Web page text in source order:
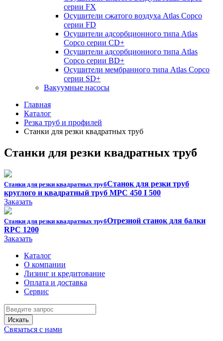
серии FX
Осушители сжатого воздуха Atlas Copco
серии FD
Осушители адсорбционного типа Atlas
Copco серии СD+
Осушители адсорбционного типа Atlas
Copco серии BD+
Осушители мембранного типа Atlas Copco
серии SD+
Вакуумные насосы
Главная
Каталог
Резка труб и профилей
Станки для резки квадратных труб
Станки для резки квадратных труб
Станки для резки квадратных трубСтанок для резки труб
круглого и квадратный труб MPC 450 I 500
Заказать
Станки для резки квадратных трубОтрезной станок для балки
RPC 1200
Заказать
Каталог
О компании
Лизинг и кредитование
Оплата и доставка
Сервис
Искать
Связаться с нами